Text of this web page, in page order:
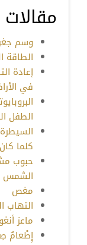
وسم
الطاقة
إعادة
في
الطفل
كلما
حبوب
الشمس
مغص
التهاب
ماعز
إِطْعامٌ